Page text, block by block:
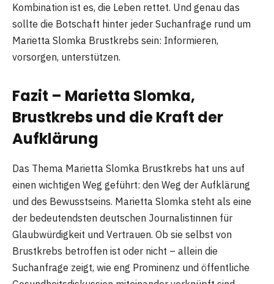
Kombination ist es, die Leben rettet. Und genau das
sollte die Botschaft hinter jeder Suchanfrage rund um
Marietta Slomka Brustkrebs sein: Informieren,
vorsorgen, unterstützen.
Fazit – Marietta Slomka,
Brustkrebs und die Kraft der
Aufklärung
Das Thema Marietta Slomka Brustkrebs hat uns auf
einen wichtigen Weg geführt: den Weg der Aufklärung
und des Bewusstseins. Marietta Slomka steht als eine
der bedeutendsten deutschen Journalistinnen für
Glaubwürdigkeit und Vertrauen. Ob sie selbst von
Brustkrebs betroffen ist oder nicht – allein die
Suchanfrage zeigt, wie eng Prominenz und öffentliche